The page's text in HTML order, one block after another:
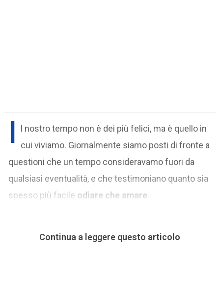
I
l nostro tempo non è dei più felici, ma è quello in
cui viviamo. Giornalmente siamo posti di fronte a
questioni che un tempo consideravamo fuori da
qualsiasi eventualità, e che testimoniano quanto sia
spesso più facile odiare che amare
Continua a leggere questo articolo